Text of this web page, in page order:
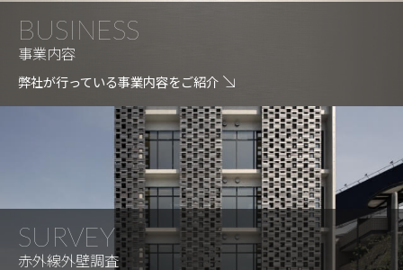
BUSINESS
事業内容
弊社が行っている事業内容をご紹介
SURVEY
赤外線外壁調査